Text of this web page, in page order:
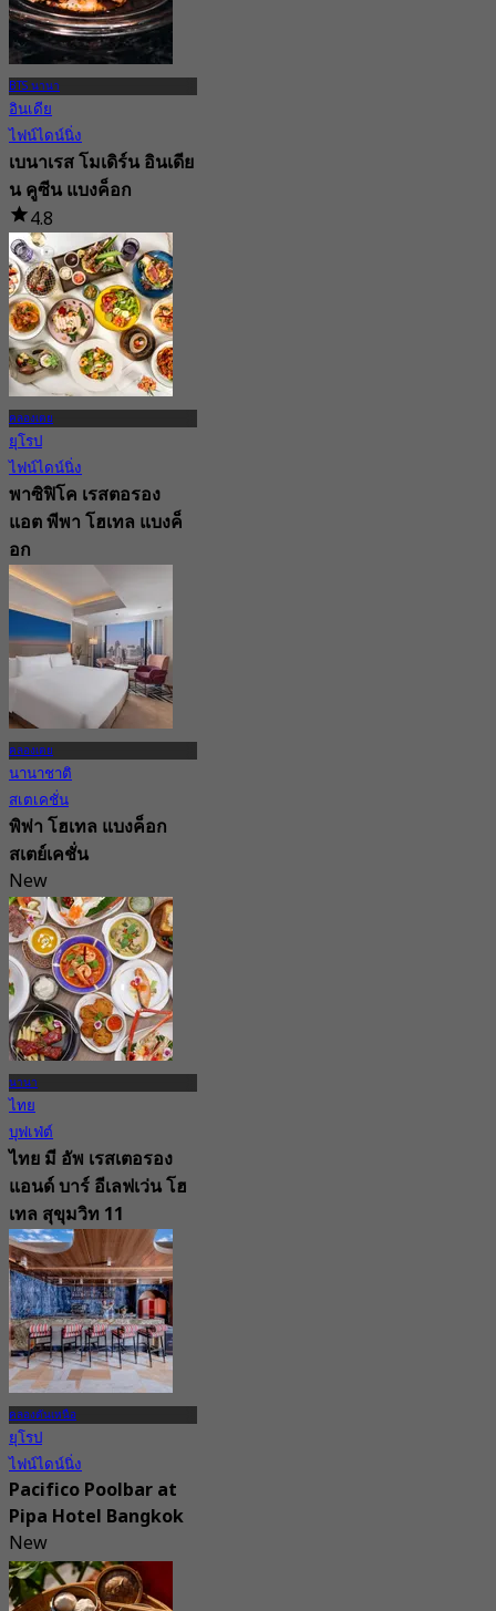
BTS นานา
อินเดีย
ไฟน์ไดน์นิ่ง
เบนาเรส โมเดิร์น อินเดีย
น คูซีน แบงค็อก
4.8
1.8K การจอง
จาก฿ 881.25
คลองเตย
ยุโรป
ไฟน์ไดน์นิ่ง
พาซิฟิโค เรสตอรอง
แอต พีพา โฮเทล แบงค็
อก
New
จาก฿ 390
คลองเตย
นานาชาติ
สเตเคชั่น
พิพ่า โฮเทล แบงค็อก
สเตย์เคชั่น
New
4.4
จาก฿ 2,250
นานา
ไทย
บุฟเฟ่ต์
ไทย มี อัพ เรสเตอรอง
แอนด์ บาร์ อีเลฟเว่น โฮ
เทล สุขุมวิท 11
4.9
250 การจอง
จาก฿ 596.66
คลองตันเหนือ
ยุโรป
ไฟน์ไดน์นิ่ง
Pacifico Poolbar at
Pipa Hotel Bangkok
New
จาก฿ 495